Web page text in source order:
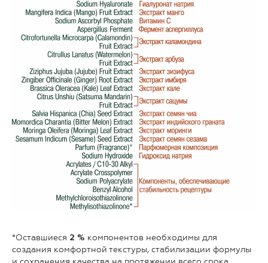
*Оставшиеся 2 % компонентов необходимы для
создания комфортной текстуры, стабилизации формулы